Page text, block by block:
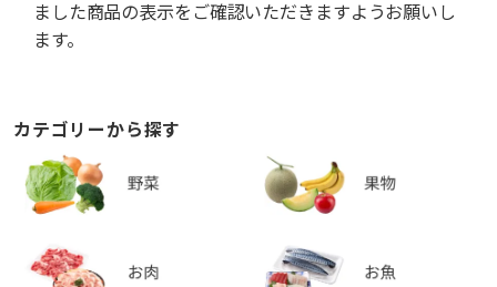
ました商品の表示をご確認いただきますようお願いし
ます。
カテゴリーから探す